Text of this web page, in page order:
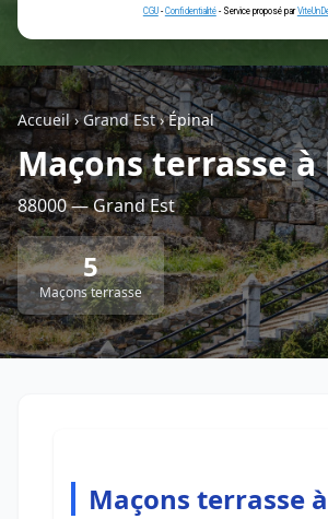
Géolocalisez-moi
Retour à la liste
CGU - Confidentialité - Service
Accueil›Grand Est›Épinal
Maçons terrasse à
88000 — Grand Est
5
Maçons terrasse
Maçons terrasse